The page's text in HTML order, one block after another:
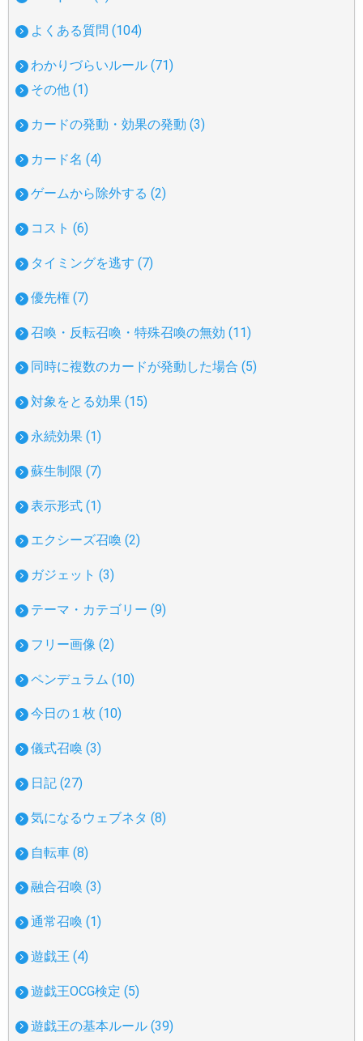
よくある質問 (104)
わかりづらいルール (71)
その他 (1)
カードの発動・効果の発動 (3)
カード名 (4)
ゲームから除外する (2)
コスト (6)
タイミングを逃す (7)
優先権 (7)
召喚・反転召喚・特殊召喚の無効 (11)
同時に複数のカードが発動した場合 (5)
対象をとる効果 (15)
永続効果 (1)
蘇生制限 (7)
表示形式 (1)
エクシーズ召喚 (2)
ガジェット (3)
テーマ・カテゴリー (9)
フリー画像 (2)
ペンデュラム (10)
今日の１枚 (10)
儀式召喚 (3)
日記 (27)
気になるウェブネタ (8)
自転車 (8)
融合召喚 (3)
通常召喚 (1)
遊戯王 (4)
遊戯王OCG検定 (5)
遊戯王の基本ルール (39)